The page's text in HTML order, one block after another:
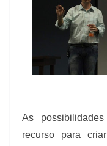
As
recurso para